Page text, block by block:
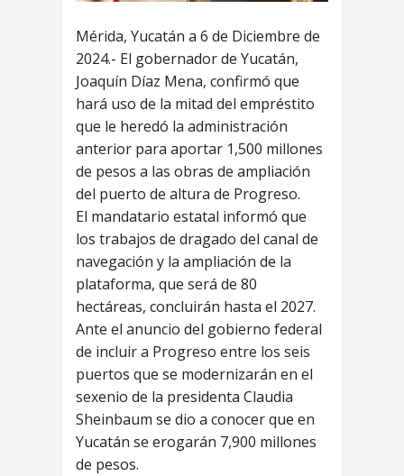
Mérida, Yucatán a 6 de Diciembre de
2024.- El gobernador de Yucatán,
Joaquín Díaz Mena, confirmó que
hará uso de la mitad del empréstito
que le heredó la administración
anterior para aportar 1,500 millones
de pesos a las obras de ampliación
del puerto de altura de Progreso.
El mandatario estatal informó que
los trabajos de dragado del canal de
navegación y la ampliación de la
plataforma, que será de 80
hectáreas, concluirán hasta el 2027.
Ante el anuncio del gobierno federal
de incluir a Progreso entre los seis
puertos que se modernizarán en el
sexenio de la presidenta Claudia
Sheinbaum se dio a conocer que en
Yucatán se erogarán 7,900 millones
de pesos.